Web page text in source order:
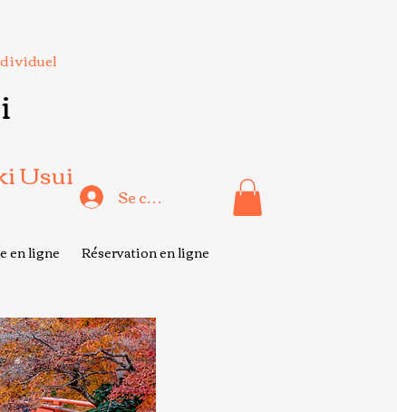
Usui
Se connecter
en ligne
Réservation en ligne